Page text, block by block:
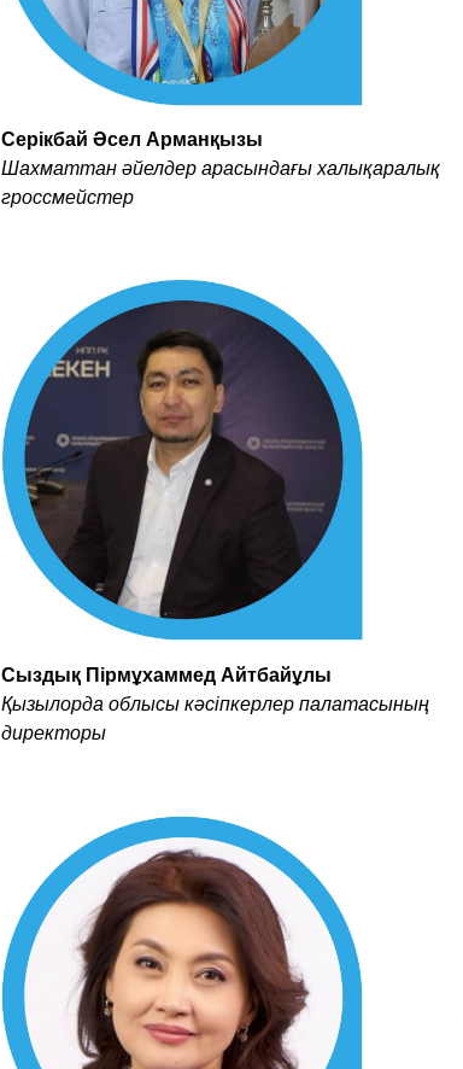
Серікбай Әсел Арманқызы
Шахматтан әйелдер арасындағы халықаралық
гроссмейстер
Сыздық Пірмұхаммед Айтбайұлы
Қызылорда облысы кәсіпкерлер палатасының
директоры